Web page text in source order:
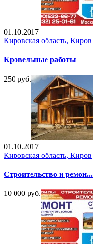
01.10.2017
Кировская область, Киров
Кровельные работы
250 руб.
01.10.2017
Кировская область, Киров
Строительство и ремон...
10 000 руб.